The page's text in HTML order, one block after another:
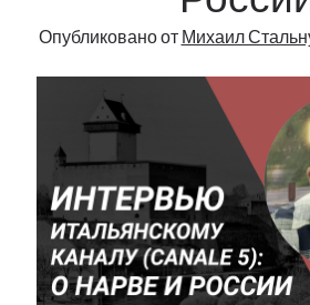
Образование
Парламент и правительство
Фотографии
Экономика
Эстония и Россия
Юмор
Метки
Опубликовано от Михаил